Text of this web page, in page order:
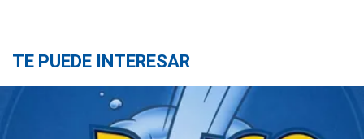
TE PUEDE INTERESAR